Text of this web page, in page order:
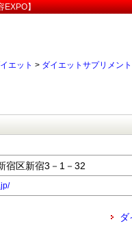
EXPO】
エット > ダイエットサプリメント
区新宿3－1－32